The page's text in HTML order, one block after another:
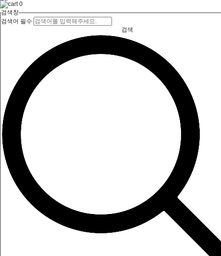
0
검색창
검색어 필수
검색